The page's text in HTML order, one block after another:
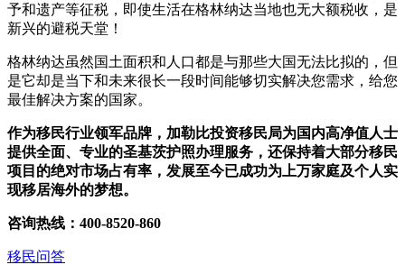
予和遗产等征税，即使生活在格林纳达当地也无大额税收，是
新兴的避税天堂！
格林纳达虽然国土面积和人口都是与那些大国无法比拟的，但
是它却是当下和未来很长一段时间能够切实解决您需求，给您
最佳解决方案的国家。
作为移民行业领军品牌，加勒比投资移民局为国内高净值人士
提供全面、专业的圣基茨护照办理服务，还保持着大部分移民
项目的绝对市场占有率，发展至今已成功为上万家庭及个人实
现移居海外的梦想。
咨询热线：400-8520-860
移民问答